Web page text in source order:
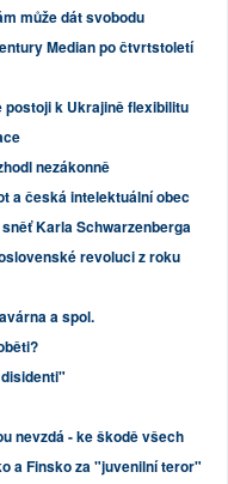
může dát svobodu
Median po čtvrtstoletí
k Ukrajině flexibilitu
nezákonně
a česká intelektuální obec
Karla Schwarzenberga
revoluci z roku
a spol.
nevzdá - ke škodě všech
a Finsko za "juvenilní teror"